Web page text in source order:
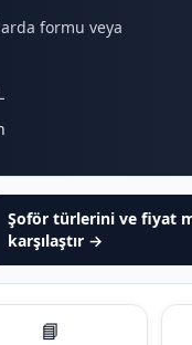
formu veya
Şoför türlerini ve fiyat
karşılaştır →
📘